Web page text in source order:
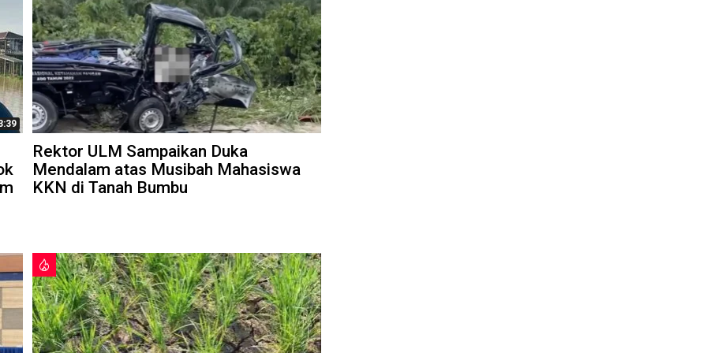
Rektor ULM Sampaikan Duka
Mendalam atas Musibah Mahasiswa
KKN di Tanah Bumbu